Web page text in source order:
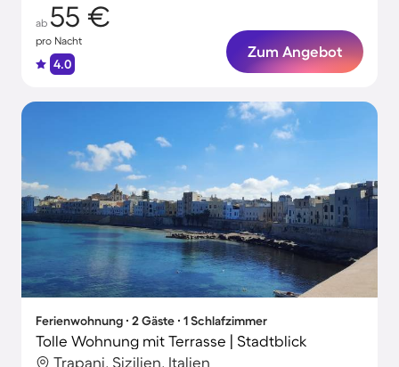
ab 55 €
pro Nacht
4.0
Zum Angebot
Ferienwohnung ∙ 2 Gäste ∙ 1 Schlafzimmer
Tolle Wohnung mit Terrasse | Stadtblick
Trapani, Sizilien, Italien